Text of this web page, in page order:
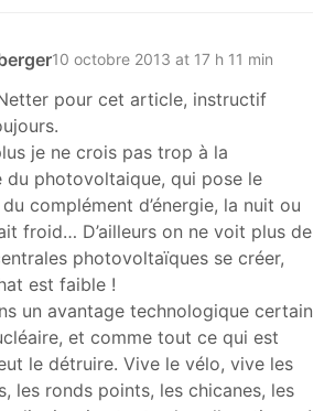
10 octobre 2013 at 17 h 11 min
pour cet article, instructif
je ne crois pas trop à la
du photovoltaique, qui pose le
complément d’énergie, la nuit ou
froid… D’ailleurs on ne voit plus de
photovoltaïques se créer,
est faible !
un avantage technologique certain
et comme tout ce qui est
le détruire. Vive le vélo, vive les
les ronds points, les chicanes, les